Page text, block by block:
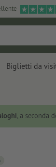
Biglietti da
, a seconda